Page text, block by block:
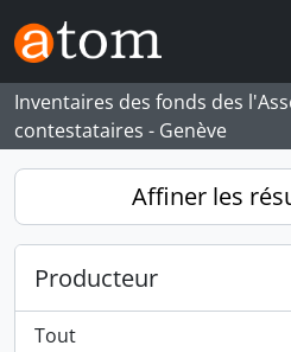
Skip to main content
Inventaires des fonds des
contestataires - Genève
Affiner les
Producteur
Tout